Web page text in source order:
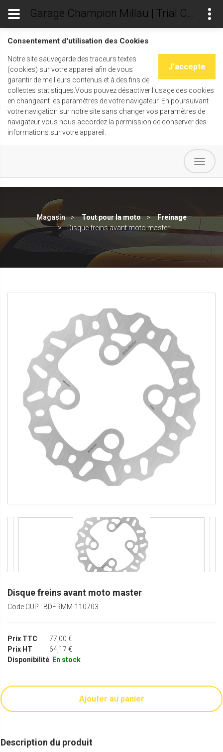
Consentement d'utilisation des Cookies
J'accepte
Notre site sauvegarde des traceurs textes
(cookies) sur votre appareil afin de vous
garantir de meilleurs contenus et à des fins de
collectes statistiques.Vous pouvez désactiver l'usage des cookies
en changeant les paramètres de votre navigateur. En poursuivant
votre navigation sur notre site sans changer vos paramètres de
navigateur vous nous accordez la permission de conserver des
informations sur votre appareil.
Garage Champion Millau | Trial Champ's
Magasin Tout pour la moto
Freinage
Disque freins avant moto master
Disque freins avant moto master
Code CUP : BDFRMM-110703
Prix TTC
77,00 €
Prix HT
64,17 €
Disponibilité En stock
Ajouter au panier
Description du produit